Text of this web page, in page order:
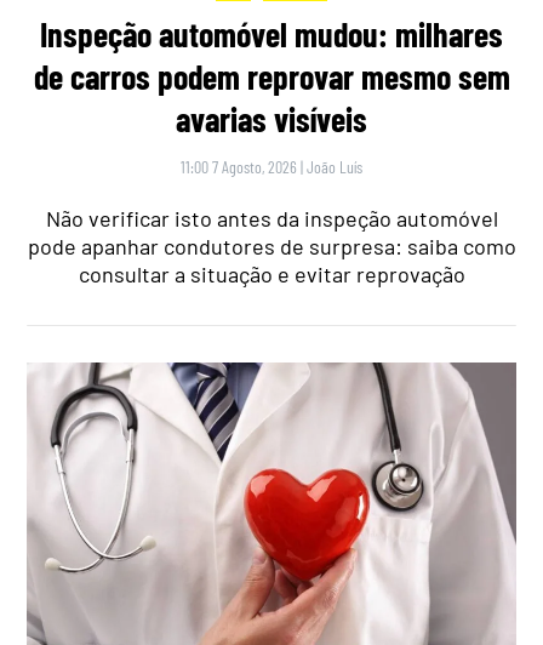
Inspeção automóvel mudou: milhares
de carros podem reprovar mesmo sem
avarias visíveis
11:00 7 Agosto, 2026 |João Luís
Não verificar isto antes da inspeção automóvel
pode apanhar condutores de surpresa: saiba como
consultar a situação e evitar reprovação